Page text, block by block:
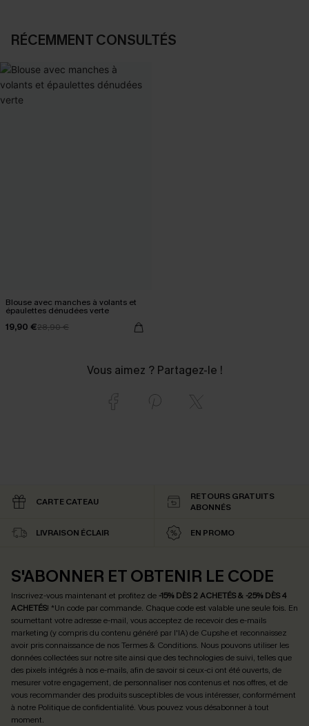
RÉCEMMENT CONSULTÉS
Blouse avec manches à volants et
épaulettes dénudées verte
19,90 €28,90 €
Vous aimez ? Partagez-le !
CARTE CATEAU
RETOURS GRATUITS
ABONNÉS
LIVRAISON ÉCLAIR EN PROMO
S'ABONNER ET OBTENIR LE CODE
Inscrivez-vous maintenant et profitez de -15% DÈS 2 ACHETÉS & -25% DÈS 4
ACHETÉS! *Un code par commande. Chaque code est valable une seule fois. En
soumettant votre adresse e-mail, vous acceptez de recevoir des e-mails
marketing (y compris du contenu généré par l'IA) de Cupshe et reconnaissez
avoir pris connaissance de nosTermes & Conditions. Nous pouvons utiliser les
données collectées sur notre site ainsi que des technologies de suivi, telles que
des pixels intégrés à nos e-mails, afin de savoir si ceux-ci ont été ouverts, de
mesurer votre engagement, de personnaliser nos contenus et nos offres, et de
vous recommander des produits susceptibles de vous intéresser, conformément
à notre Politique de confidentialité. Vous pouvez vous désabonner à tout
moment.